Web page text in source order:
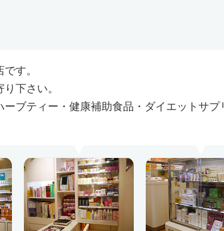
す。
下さい。
ブティー・健康補助食品・ダイエットサ